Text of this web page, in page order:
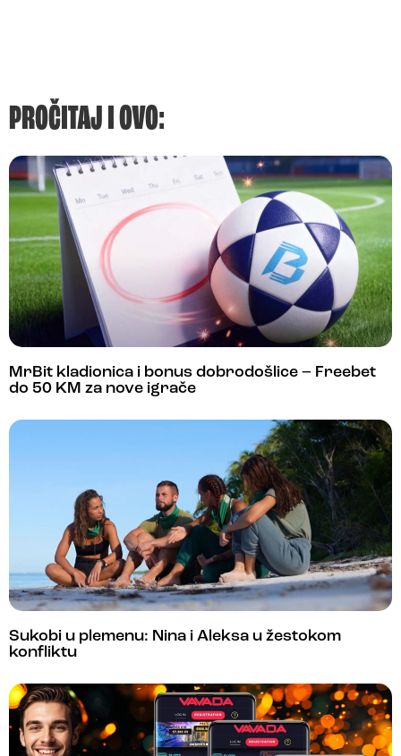
PROČITAJ I OVO:
MrBit kladionica i bonus dobrodošlice – Freebet
do 50 KM za nove igrače
Sukobi u plemenu: Nina i Aleksa u žestokom
konfliktu